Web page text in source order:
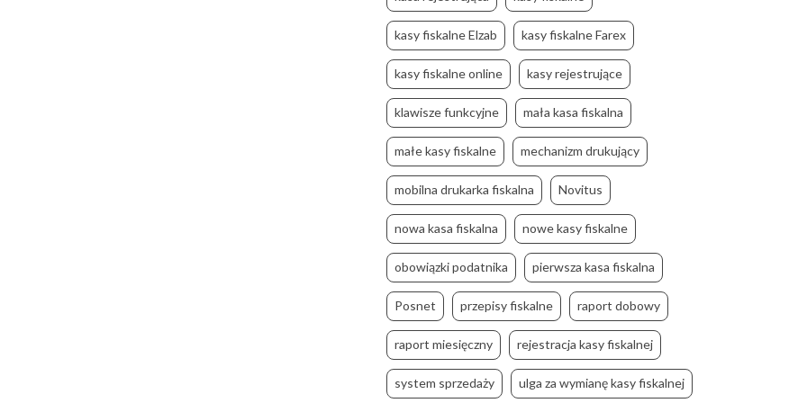
kasy fiskalne Elzab kasy fiskalne Farex
kasy fiskalne online kasy rejestrujące
klawisze funkcyjne mała kasa fiskalna
małe kasy fiskalne mechanizm drukujący
mobilna drukarka fiskalna Novitus
nowa kasa fiskalna nowe kasy fiskalne
obowiązki podatnika pierwsza kasa fiskalna
Posnet przepisy fiskalne raport dobowy
raport miesięczny rejestracja kasy fiskalnej
system sprzedaży ulga za wymianę kasy fiskalnej